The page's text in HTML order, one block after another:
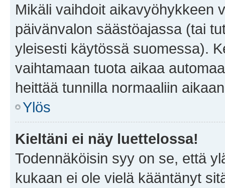
Mikäli vaihdoit aikavyöhykkeen
päivänvalon säästöajassa (tai
yleisesti käytössä suomessa).
vaihtamaan tuota aikaa
heittää tunnilla normaaliin
Ylös
Kieltäni ei näy luettelossa!
Todennäköisin syy on se, että
kukaan ei ole vielä kääntänyt